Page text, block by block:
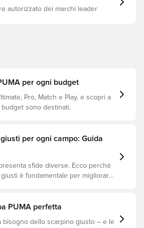
autorizzato dei marchi leader
per ogni budget
Pro, Match e Play, e scopri a
sono destinati.
per ogni campo: Guida
sfide diverse. Ecco perché
è fondamentale per migliorare
PUMA perfetta
bisogno dello scarpino giusto – e le